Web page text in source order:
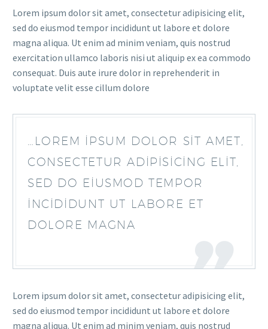
Lorem ipsum dolor sit amet, consectetur adipisicing elit,
sed do eiusmod tempor incididunt ut labore et dolore
magna aliqua. Ut enim ad minim veniam, quis nostrud
exercitation ullamco laboris nisi ut aliquip ex ea commodo
consequat. Duis aute irure dolor in reprehenderit in
voluptate velit esse cillum dolore
…LOREM IPSUM DOLOR SIT AMET,
CONSECTETUR ADIPISICING ELIT,
SED DO EIUSMOD TEMPOR
INCIDIDUNT UT LABORE ET
DOLORE MAGNA
Lorem ipsum dolor sit amet, consectetur adipisicing elit,
sed do eiusmod tempor incididunt ut labore et dolore
magna aliqua. Ut enim ad minim veniam, quis nostrud